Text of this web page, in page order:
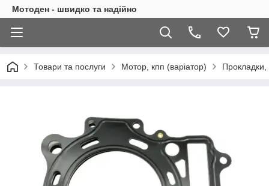
Мотоден - швидко та надійно
Товари та послуги Мотор, кпп (варіатор) Прокладки,